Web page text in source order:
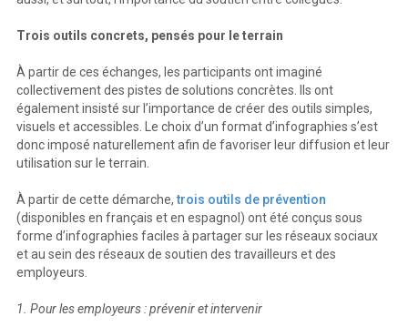
Trois outils concrets, pensés pour le terrain
À partir de ces échanges, les participants ont imaginé
collectivement des pistes de solutions concrètes. Ils ont
également insisté sur l’importance de créer des outils simples,
visuels et accessibles. Le choix d’un format d’infographies s’est
donc imposé naturellement afin de favoriser leur diffusion et leur
utilisation sur le terrain.
À partir de cette démarche,trois outils de prévention
(disponibles en français et en espagnol) ont été conçus sous
forme d’infographies faciles à partager sur les réseaux sociaux
et au sein des réseaux de soutien des travailleurs et des
employeurs.
1. Pour les employeurs : prévenir et intervenir